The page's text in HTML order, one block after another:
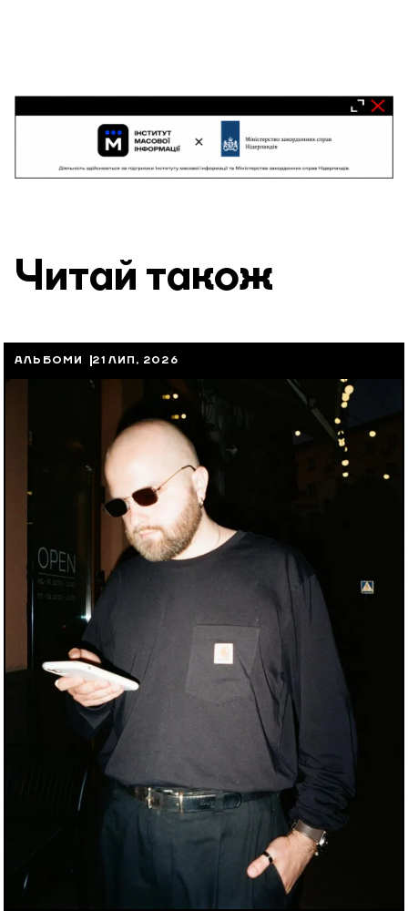
Читай також
АЛЬБОМИ 21 ЛИП, 2026